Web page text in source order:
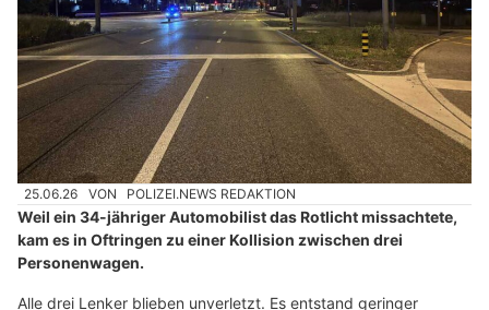
25.06.26 VON POLIZEI.NEWS REDAKTION
Weil ein 34-jähriger Automobilist das Rotlicht missachtete,
kam es in Oftringen zu einer Kollision zwischen drei
Personenwagen.
Alle drei Lenker blieben unverletzt. Es entstand geringer